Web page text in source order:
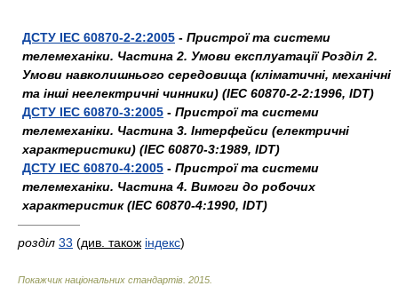
ДСТУ IEC 60870-2-2:2005 - Пристрої та системи
телемеханіки. Частина 2. Умови експлуатації Розділ 2.
Умови навколишнього середовища (кліматичні, механічні
та інші неелектричні чинники) (IEC 60870-2-2:1996, IDT)
ДСТУ IEC 60870-3:2005 - Пристрої та системи
телемеханіки. Частина 3. Інтерфейси (електричні
характеристики) (IEC 60870-3:1989, IDT)
ДСТУ IEC 60870-4:2005 - Пристрої та системи
телемеханіки. Частина 4. Вимоги до робочих
характеристик (IEC 60870‑4:1990, IDT)
—————
розділ 33 (див. також індекс)
Покажчик національних стандартів 2015